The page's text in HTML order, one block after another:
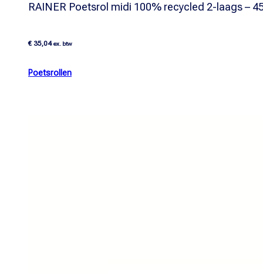
RAINER Poetsrol midi 100% recycled 2-laags –
€ 35,04 ex. btw
Poetsrollen